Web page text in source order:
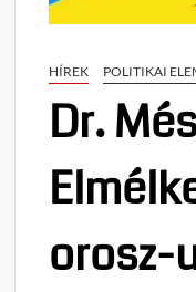
HÍREK POLITIKAI
Dr.
orosz-